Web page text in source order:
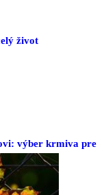
život
výber krmiva pre